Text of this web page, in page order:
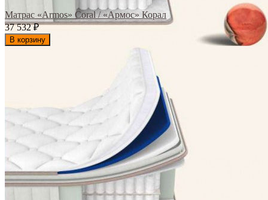
Матрас «Armos» Coral / «Армос» Корал
37 532₽
В корзину